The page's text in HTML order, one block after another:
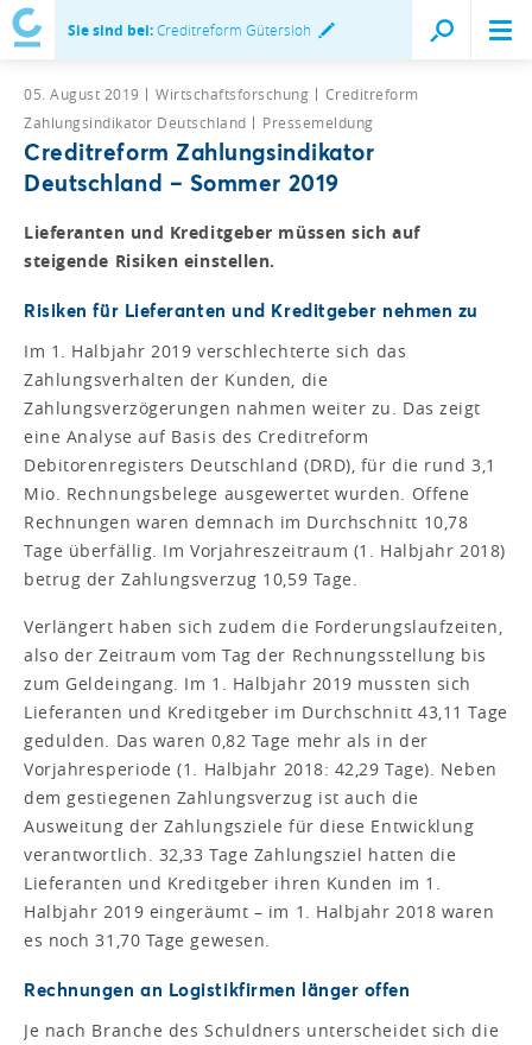
Sie sind bei:Creditreform Gütersloh
05. August 2019 Wirtschaftsforschung
Creditreform
Zahlungsindikator Deutschland
Pressemeldung
Creditreform Zahlungsindikator
Deutschland – Sommer 2019
Lieferanten und Kreditgeber müssen sich auf
steigende Risiken einstellen.
Risiken für Lieferanten und Kreditgeber nehmen zu
Im 1. Halbjahr 2019 verschlechterte sich das
Zahlungsverhalten der Kunden, die
Zahlungsverzögerungen nahmen weiter zu. Das zeigt
eine Analyse auf Basis des Creditreform
Debitorenregisters Deutschland (DRD), für die rund 3,1
Mio. Rechnungsbelege ausgewertet wurden. Offene
Rechnungen waren demnach im Durchschnitt 10,78
Tage überfällig. Im Vorjahreszeitraum (1. Halbjahr 2018)
betrug der Zahlungsverzug 10,59 Tage.
Verlängert haben sich zudem die Forderungslaufzeiten,
also der Zeitraum vom Tag der Rechnungsstellung bis
zum Geldeingang. Im 1. Halbjahr 2019 mussten sich
Lieferanten und Kreditgeber im Durchschnitt 43,11 Tage
gedulden. Das waren 0,82 Tage mehr als in der
Vorjahresperiode (1. Halbjahr 2018: 42,29 Tage). Neben
dem gestiegenen Zahlungsverzug ist auch die
Ausweitung der Zahlungsziele für diese Entwicklung
verantwortlich. 32,33 Tage Zahlungsziel hatten die
Lieferanten und Kreditgeber ihren Kunden im 1.
Halbjahr 2019 eingeräumt – im 1. Halbjahr 2018 waren
es noch 31,70 Tage gewesen.
Rechnungen an Logistikfirmen länger offen
Je nach Branche des Schuldners unterscheidet sich die